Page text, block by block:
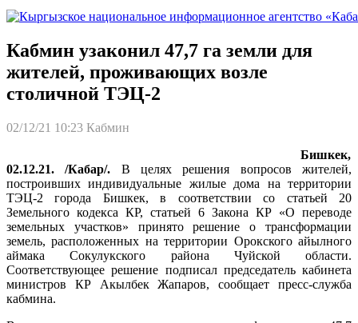
Кабмин узаконил 47,7 га земли для
жителей, проживающих возле
столичной ТЭЦ-2
02/12/21 10:23 Кабмин
Бишкек,
02.12.21. /Кабар/. В целях решения вопросов жителей,
построивших индивидуальные жилые дома на территории
ТЭЦ-2 города Бишкек, в соответствии со статьей 20
Земельного кодекса КР, статьей 6 Закона КР «О переводе
земельных участков» принято решение о трансформации
земель, расположенных на территории Орокского айылного
аймака Сокулукского района Чуйской области.
Соответствующее решение подписал председатель кабинета
министров КР Акылбек Жапаров, сообщает пресс-служба
кабмина.